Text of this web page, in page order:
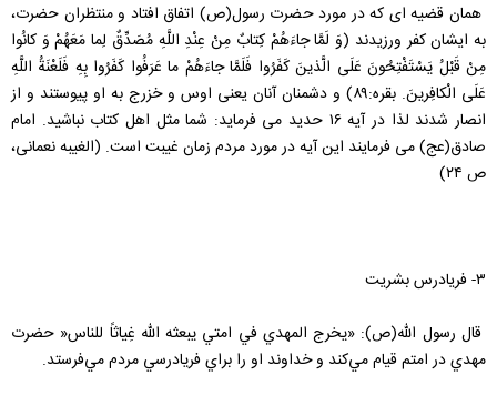
همان قضیه ای که در مورد حضرت رسول(ص) اتفاق افتاد و منتظران حضرت،
به ایشان کفر ورزیدند (وَ لَمَّا جاءَهُمْ كِتابٌ مِنْ عِنْدِ اللَّهِ مُصَدِّقٌ لِما مَعَهُمْ وَ كانُوا
مِنْ قَبْلُ يَسْتَفْتِحُونَ عَلَى الَّذينَ كَفَرُوا فَلَمَّا جاءَهُمْ ما عَرَفُوا كَفَرُوا بِهِ فَلَعْنَةُ اللَّهِ
عَلَى الْكافِرينَ. بقره:۸۹) و دشمنان آنان یعنی اوس و خزرج به او پیوستند و از
انصار شدند لذا در آیه ۱۶ حدید می فرماید: شما مثل اهل کتاب نباشید. امام
صادق(عج) می فرمایند این آیه در مورد مردم زمان غیبت است. (الغیبه نعمانی،
ص ۲۴)
۳- فریادرس بشریت
قال رسول الله(ص): «يخرج‌ المهدي‌ في‌ امتي‌ يبعثه‌ الله غِياثاً للناس‌« حضرت‌
مهدي‌ در امتم‌ قيام‌ مي‌كند و خداوند او را براي‌ فريادرسي‌ مردم‌ مي‌فرستد.